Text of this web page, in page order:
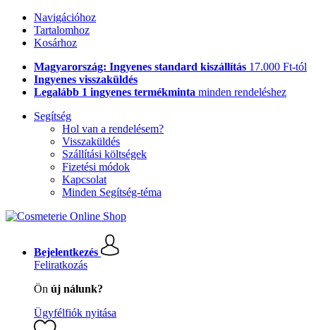
Navigációhoz
Tartalomhoz
Kosárhoz
Magyarország: Ingyenes standard kiszállítás 17.000 Ft-tól
Ingyenes visszaküldés
Legalább 1 ingyenes termékminta minden rendeléshez
Segítség
Hol van a rendelésem?
Visszaküldés
Szállítási költségek
Fizetési módok
Kapcsolat
Minden Segítség-téma
Bejelentkezés
Feliratkozás
Ön új nálunk?
Ügyfélfiók nyitása